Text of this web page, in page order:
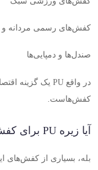
کفش‌های رسمی مردانه و
صندل‌ها و دمپایی‌ها
در واقع PU یک گزینه
کفش‌هاست.
آیا زیره PU برای
بله، بسیاری از کفش‌های